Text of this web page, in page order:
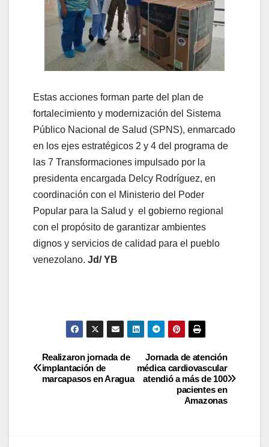
Estas acciones forman parte del plan de
fortalecimiento y modernización del Sistema
Público Nacional de Salud (SPNS), enmarcado
en los ejes estratégicos 2 y 4 del programa de
las 7 Transformaciones impulsado por la
presidenta encargada Delcy Rodríguez, en
coordinación con el Ministerio del Poder
Popular para la Salud y el gobierno regional
con el propósito de garantizar ambientes
dignos y servicios de calidad para el pueblo
venezolano. Jd/ YB
Jornada de atención
médica cardiovascular
atendió a más de 100
pacientes en
Amazonas
Realizaron jornada de
implantación de
marcapasos en Aragua